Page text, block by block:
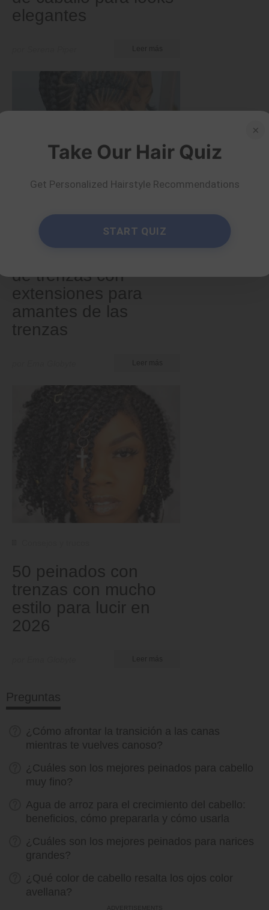
elegantes
Consejos y trucos
de trenzas con
extensiones para
amantes de las
trenzas
50 peinados con
trenzas con mucho
estilo para lucir en
2026
Preguntas
¿Cómo afrontar la transición a las canas
mientras te vuelves canoso?
¿Cuáles son los mejores peinados para cabello
muy fino?
Agua de arroz para el crecimiento del cabello:
beneficios, cómo prepararla y cómo usarla
¿Cuáles son los mejores peinados para narices
grandes?
¿Qué color de cabello resalta los ojos color
avellana?
×
Take Our Hair Quiz
Get Personalized Hairstyle Recommendations
START QUIZ